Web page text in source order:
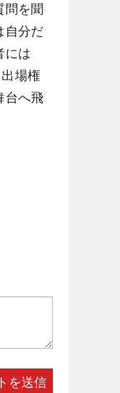
問を聞
自分だ
には
場権
台へ飛